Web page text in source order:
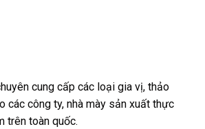
cung cấp các loại gia vị, thảo
các công ty, nhà mày sản xuất thực
trên toàn quốc.